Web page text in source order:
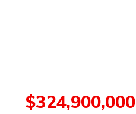
$324,900,000